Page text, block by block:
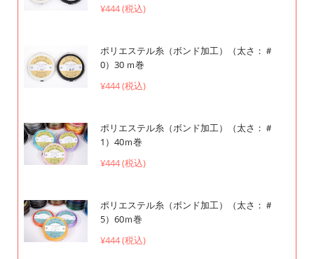
¥444 (税込)
ポリエステル糸（ボンド加工）（太さ：＃
0）30 ｍ巻
¥444 (税込)
ポリエステル糸（ボンド加工）（太さ：＃
1）40ｍ巻
¥444 (税込)
ポリエステル糸（ボンド加工）（太さ：＃
5）60ｍ巻
¥444 (税込)